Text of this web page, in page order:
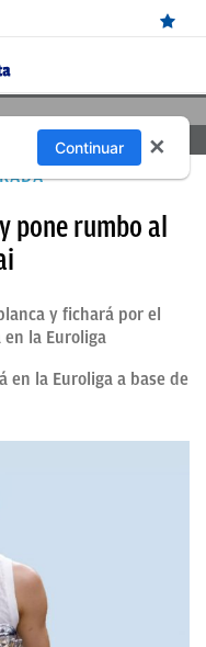
pone rumbo al
y fichará por el
la Euroliga
en la Euroliga a base de
Continuar ✕